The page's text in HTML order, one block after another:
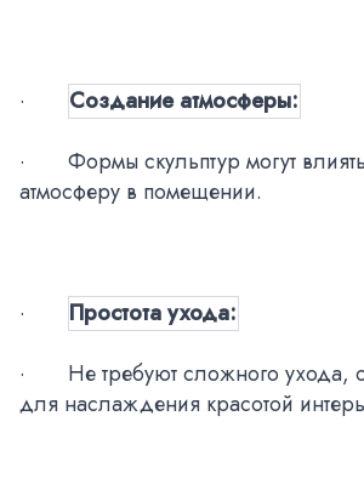
· Создание атмосферы:
· Формы скульптур могут
атмосферу в помещении.
· Простота ухода:
· Не требуют сложного ухода,
для наслаждения красотой